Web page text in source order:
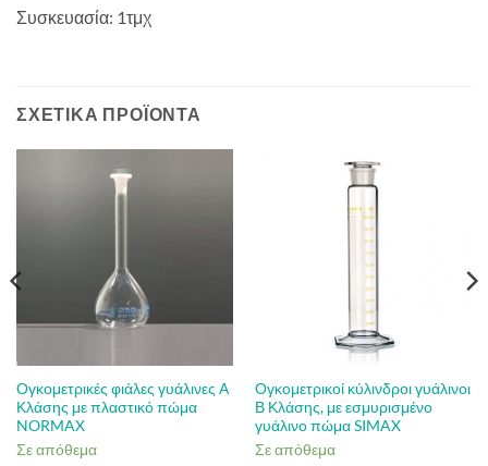
Συσκευασία: 1τμχ
ΣΧΕΤΙΚΆ ΠΡΟΪΌΝΤΑ
Ογκομετρικές φιάλες γυάλινες Α
Κλάσης με πλαστικό πώμα
NORMAX
Σε απόθεμα
Ογκομετρικοί κύλινδροι γυάλινοι
Β Κλάσης, με εσμυρισμένο
γυάλινο πώμα SIMAX
Σε απόθεμα